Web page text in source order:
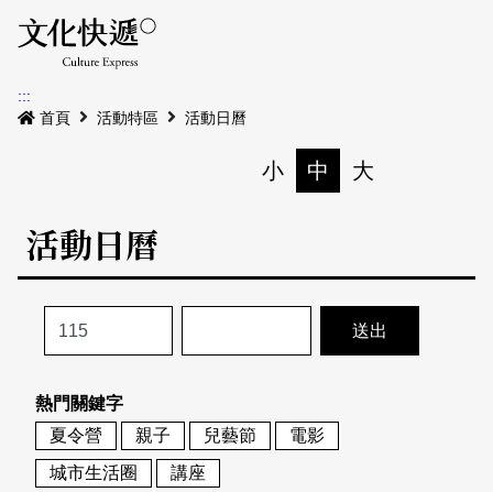
最新公告
本期專題
歷史專題
活動特區
活動列表
地圖搜尋
關於我們
關於我們
刊物索取地點
會員基本資料
刊登活動
網站導覽 English
:::
首頁
活動特區 活動日曆
小 中 大
活動日曆
熱門關鍵字
夏令營
親子 兒藝節
電影
城市生活圈
講座